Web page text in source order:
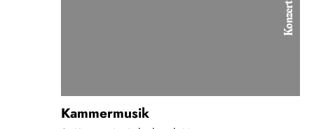
Konzert
Kammermusik